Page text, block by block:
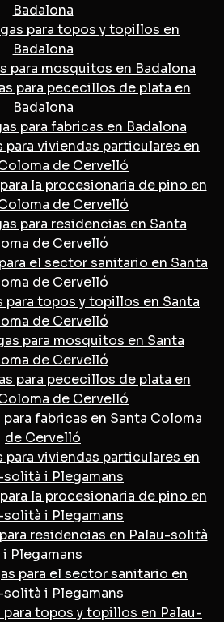
Badalona
para topos y topillos en
Badalona
para mosquitos en Badalona
para pececillos de plata en
Badalona
para fabricas en Badalona
viviendas particulares en
de Cervelló
la procesionaria de pino en
de Cervelló
para residencias en Santa
de Cervelló
el sector sanitario en Santa
de Cervelló
para topos y topillos en Santa
de Cervelló
para mosquitos en Santa
de Cervelló
para pececillos de plata en
de Cervelló
fabricas en Santa Coloma
de Cervelló
viviendas particulares en
solità i Plegamans
la procesionaria de pino en
solità i Plegamans
residencias en Palau-solità
i Plegamans
para el sector sanitario en
solità i Plegamans
topos y topillos en Palau-